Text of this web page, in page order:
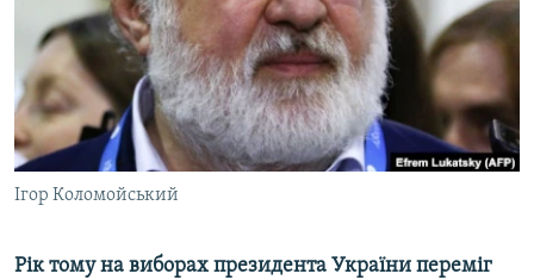
СВІДЧЕННЯ ОКУПАЦІЇ
УКРАЇНСЬКА ПРОБЛЕМА КРИМУ
ІНФОГРАФІКА
Русский
Qırımtatar
ДОЛУЧАЙСЯ!
Ігор Коломойський
Рік тому на виборах президента України переміг